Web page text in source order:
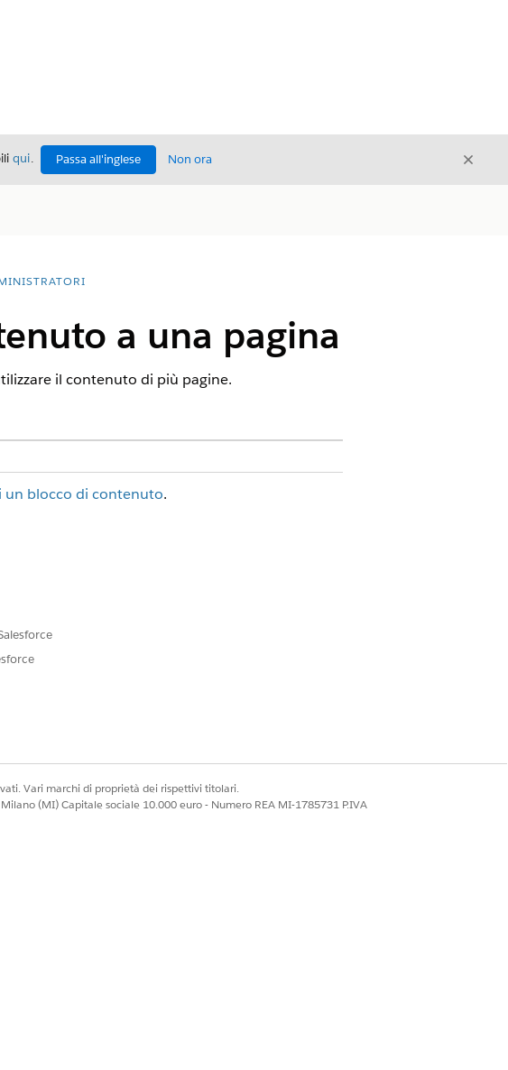
qui. Passa all'inglese Non ora Chiudi
a una pagina
il contenuto di più pagine.
un blocco di contenuto.
e un'icona speciale. Le modifiche future a
viene utilizzato.
Sì No
Vari marchi di proprietà dei rispettivi titolari.
(MI) Capitale sociale 10.000 euro - Numero REA MI-1785731 P.IVA